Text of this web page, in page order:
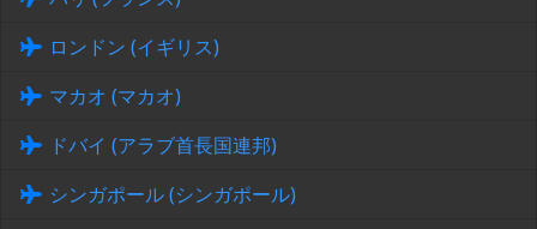
ロンドン (イギリス)
マカオ (マカオ)
ドバイ (アラブ首長国連邦)
シンガポール (シンガポール)